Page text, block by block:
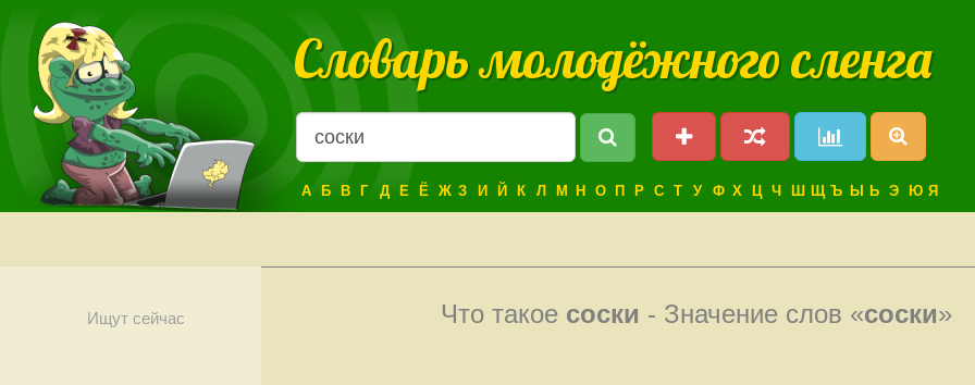
Словарь молодёжного сленга
А Б В Г Д Е Ё Ж З И Й К Л М Н О П Р С Т У Ф Х Ц Ч Ш Щ Ъ Ы Ь Э Ю Я
Ищут сейчас Что такое соски - Значение слов «соски»